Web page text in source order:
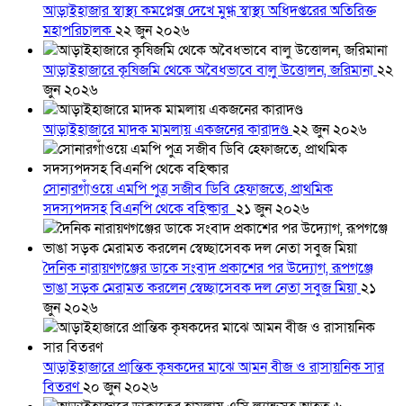
আড়াইহাজার স্বাস্থ্য কমপ্লেক্স দেখে মুগ্ধ স্বাস্থ্য অধিদপ্তরের অতিরিক্ত
মহাপরিচালক২২ জুন ২০২৬
আড়াইহাজারে কৃষিজমি থেকে অবৈধভাবে বালু উত্তোলন, জরিমানা২২
জুন ২০২৬
আড়াইহাজারে মাদক মামলায় একজনের কারাদণ্ড২২ জুন ২০২৬
সোনারগাঁওয়ে এমপি পুত্র সজীব ডিবি হেফাজতে, প্রাথমিক
সদস্যপদসহ বিএনপি থেকে বহিষ্কার ২১ জুন ২০২৬
দৈনিক নারায়ণগঞ্জের ডাকে সংবাদ প্রকাশের পর উদ্যোগ, রূপগঞ্জে
ভাঙা সড়ক মেরামত করলেন স্বেচ্ছাসেবক দল নেতা সবুজ মিয়া২১
জুন ২০২৬
আড়াইহাজারে প্রান্তিক কৃষকদের মাঝে আমন বীজ ও রাসায়নিক সার
বিতরণ২০ জুন ২০২৬